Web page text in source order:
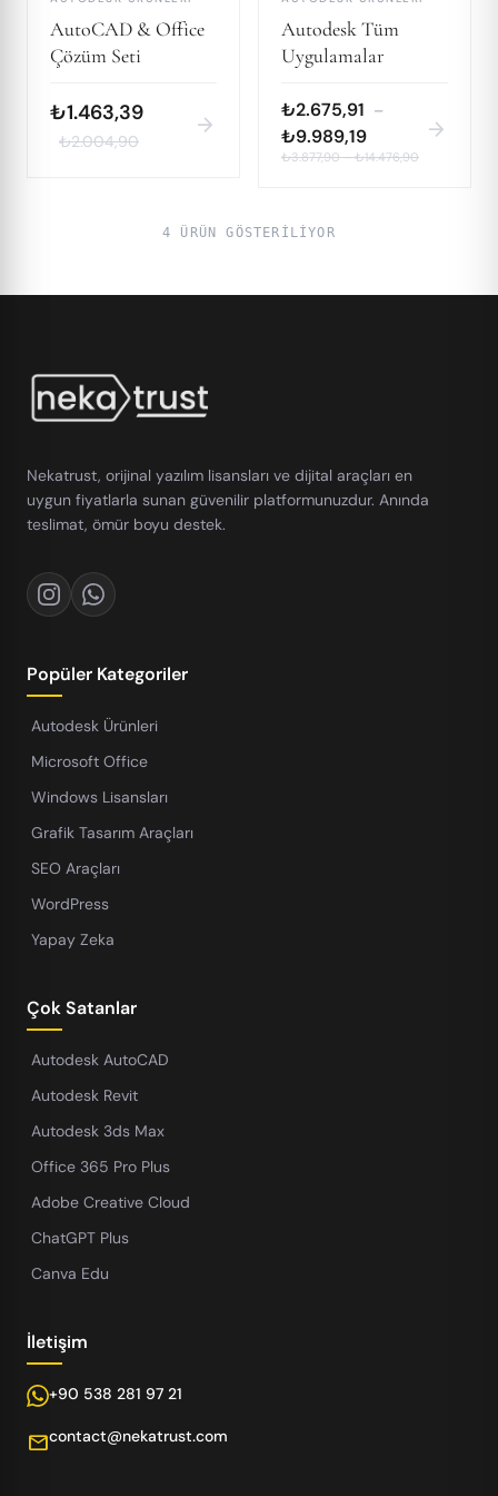
AutoCAD & Office
Çözüm Seti
₺1.463,39
₺2.004,90
arrow_forward
Autodesk Tüm
Uygulamalar
₺2.675,91 –
₺9.989,19
₺3.877,90–₺14.476,90
arrow_forward
4 ÜRÜN GÖSTERILIYOR
Nekatrust, orijinal yazılım lisansları ve dijital araçları en
uygun fiyatlarla sunan güvenilir platformunuzdur. Anında
teslimat, ömür boyu destek.
Popüler Kategoriler
Autodesk Ürünleri
Microsoft Office
Windows Lisansları
Grafik Tasarım Araçları
SEO Araçları
WordPress
Yapay Zeka
Çok Satanlar
Autodesk AutoCAD
Autodesk Revit
Autodesk 3ds Max
Office 365 Pro Plus
Adobe Creative Cloud
ChatGPT Plus
Canva Edu
İletişim
+90 538 281 97 21
mailcontact@nekatrust.com